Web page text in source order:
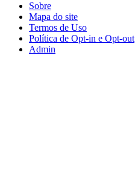
Sobre
Mapa do site
Termos de Uso
Política de Opt-in e Opt-out
Admin